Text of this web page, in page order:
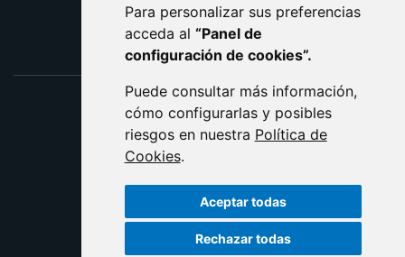
Para personalizar sus preferencias
acceda al “Panel de
configuración de cookies”.
Puede consultar más información,
cómo configurarlas y posibles
riesgos en nuestra Política de
Cookies.
Aceptar todas
Rechazar todas